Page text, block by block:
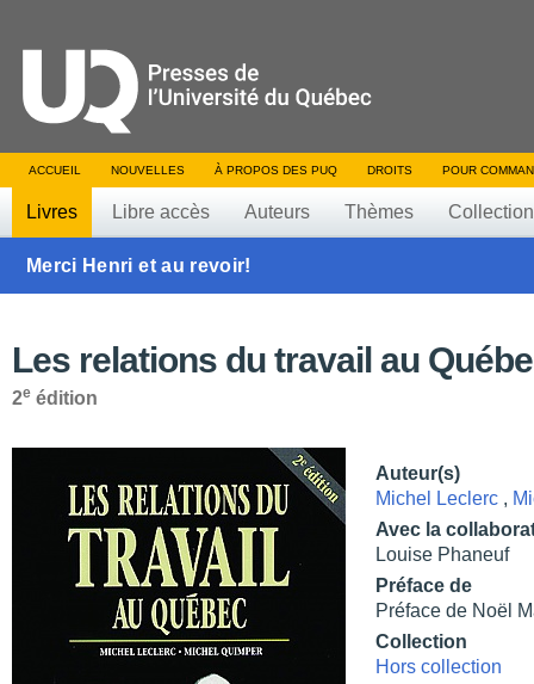
ACCUEIL NOUVELLES À PROPOS DES PUQ DROITS POUR
Livres Libre accès Auteurs Thèmes
Merci Henri et au revoir!
Les relations du travail au
2e édition
Auteur(s)
Michel Leclerc ,
Avec la
Louise Phaneuf
Préface de
Préface de Noël
Collection
Hors collection